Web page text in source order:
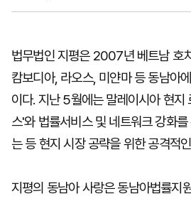
법무법인 지평은 2007년 베트남 호
캄보디아, 라오스, 미얀마 등 동남아
이다. 지난 5월에는 말레이시아 현지
스'와 법률서비스 및 네트워크 강화
는 등 현지 시장 공략을 위한 공격적
지평의 동남아 사랑은 동남아법률지